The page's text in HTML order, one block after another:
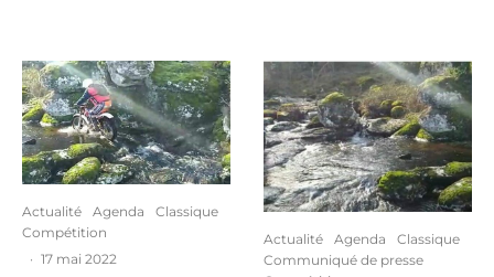
Actualité Agenda
Classique
Compétition
· 17 mai 2022
Actualité Agenda
Classique
Communiqué de presse